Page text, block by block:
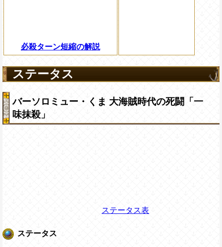
必殺ターン短縮の解説
ステータス
バーソロミュー・くま 大海賊時代の死闘「一
味抹殺」
ステータス表
ステータス